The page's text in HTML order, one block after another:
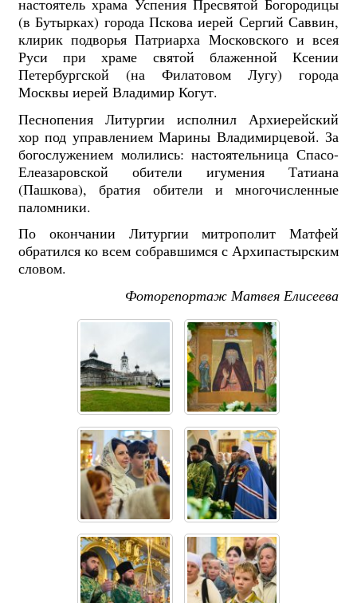
настоятель храма Успения Пресвятой Богородицы
(в Бутырках) города Пскова иерей Сергий Саввин,
клирик подворья Патриарха Московского и всея
Руси при храме святой блаженной Ксении
Петербургской (на Филатовом Лугу) города
Москвы иерей Владимир Когут.
Песнопения Литургии исполнил Архиерейский
хор под управлением Марины Владимирцевой. За
богослужением молились: настоятельница Спасо-
Елеазаровской обители игумения Татиана
(Пашкова), братия обители и многочисленные
паломники.
По окончании Литургии митрополит Матфей
обратился ко всем собравшимся с Архипастырским
словом.
Фоторепортаж Матвея Елисеева